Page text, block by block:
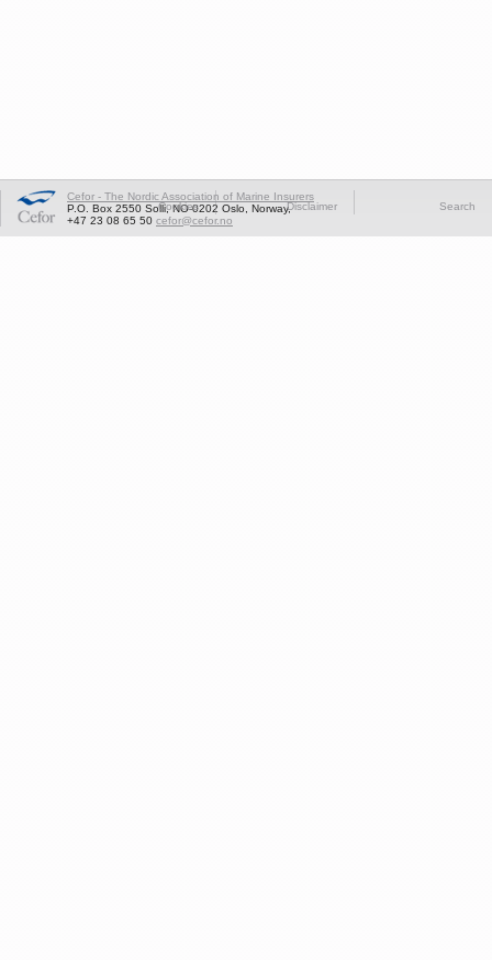
Cefor - The Nordic Association of Marine Insurers
P.O. Box 2550 Solli, NO-0202 Oslo, Norway,
+47 23 08 65 50 cefor@cefor.no
Cookies Disclaimer Search